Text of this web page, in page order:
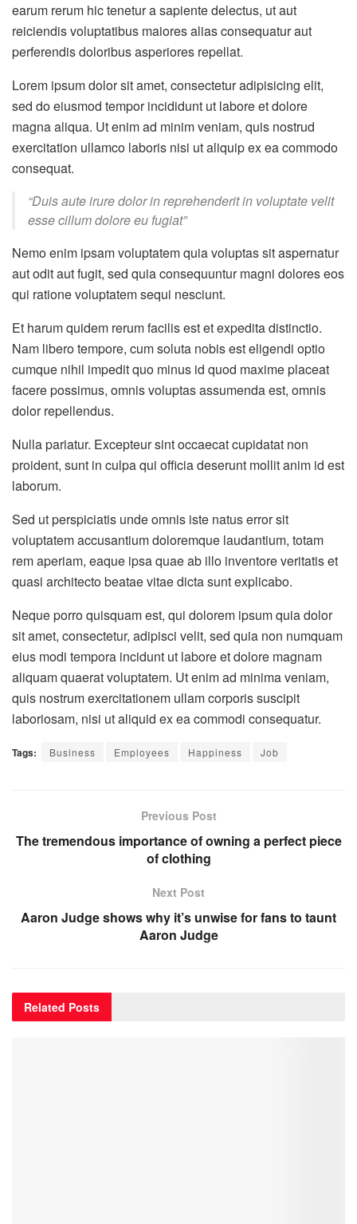
earum rerum hic tenetur a sapiente delectus, ut aut
reiciendis voluptatibus maiores alias consequatur aut
perferendis doloribus asperiores repellat.
Lorem ipsum dolor sit amet, consectetur adipisicing elit,
sed do eiusmod tempor incididunt ut labore et dolore
magna aliqua. Ut enim ad minim veniam, quis nostrud
exercitation ullamco laboris nisi ut aliquip ex ea commodo
consequat.
“Duis aute irure dolor in reprehenderit in voluptate velit
esse cillum dolore eu fugiat”
Nemo enim ipsam voluptatem quia voluptas sit aspernatur
aut odit aut fugit, sed quia consequuntur magni dolores eos
qui ratione voluptatem sequi nesciunt.
Et harum quidem rerum facilis est et expedita distinctio.
Nam libero tempore, cum soluta nobis est eligendi optio
cumque nihil impedit quo minus id quod maxime placeat
facere possimus, omnis voluptas assumenda est, omnis
dolor repellendus.
Nulla pariatur. Excepteur sint occaecat cupidatat non
proident, sunt in culpa qui officia deserunt mollit anim id est
laborum.
Sed ut perspiciatis unde omnis iste natus error sit
voluptatem accusantium doloremque laudantium, totam
rem aperiam, eaque ipsa quae ab illo inventore veritatis et
quasi architecto beatae vitae dicta sunt explicabo.
Neque porro quisquam est, qui dolorem ipsum quia dolor
sit amet, consectetur, adipisci velit, sed quia non numquam
eius modi tempora incidunt ut labore et dolore magnam
aliquam quaerat voluptatem. Ut enim ad minima veniam,
quis nostrum exercitationem ullam corporis suscipit
laboriosam, nisi ut aliquid ex ea commodi consequatur.
Tags: Business Employees Happiness Job
Previous Post
The tremendous importance of owning a perfect piece
of clothing
Next Post
Aaron Judge shows why it’s unwise for fans to taunt
Aaron Judge
Related Posts